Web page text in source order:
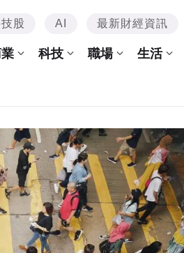
股 AI 最新財經資訊
科技 職場 生活